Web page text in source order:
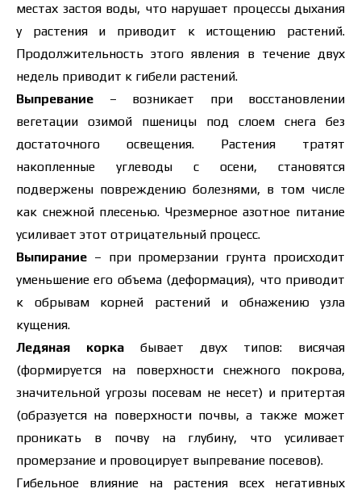
местах застоя воды, что нарушает процессы дыхания
у растения и приводит к истощению растений.
Продолжительность этого явления в течение двух
недель приводит к гибели растений.
Выпревание – возникает при восстановлении
вегетации озимой пшеницы под слоем снега без
достаточного освещения. Растения тратят
накопленные углеводы с осени, становятся
подвержены повреждению болезнями, в том числе
как снежной плесенью. Чрезмерное азотное питание
усиливает этот отрицательный процесс.
Выпирание – при промерзании грунта происходит
уменьшение его объема (деформация), что приводит
к обрывам корней растений и обнажению узла
кущения.
Ледяная корка бывает двух типов: висячая
(формируется на поверхности снежного покрова,
значительной угрозы посевам не несет) и притертая
(образуется на поверхности почвы, а также может
проникать в почву на глубину, что усиливает
промерзание и провоцирует выпревание посевов).
Гибельное влияние на растения всех негативных